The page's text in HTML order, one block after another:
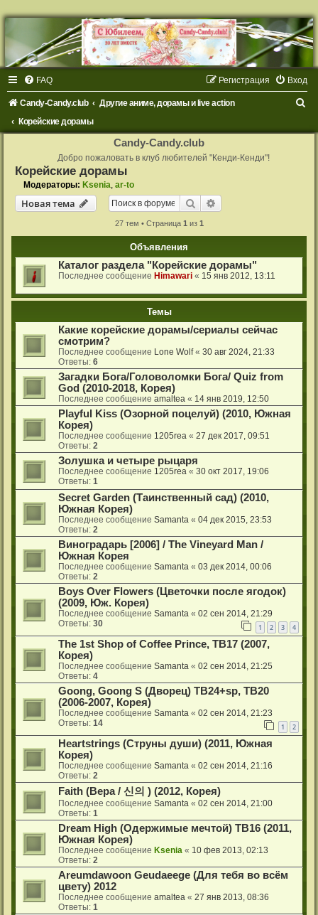
FAQ Вход
Регистрация
Candy-Candy.club
Другие аниме, дорамы и live action
Корейские дорамы
Candy-Candy.club
Добро пожаловать в клуб любителей "Кенди-Кенди"!
Корейские дорамы
Модераторы: Ksenia, ar-to
Новая тема Поиск
27 тем • Страница 1 из 1
Объявления
Каталог раздела "Корейские дорамы"
Последнее сообщение Himawari « 15 янв 2012, 13:11
Темы
Какие корейские дорамы/сериалы сейчас
смотрим?
Последнее сообщение Lone Wolf« 30 авг 2024, 21:33
Ответы: 6
Загадки Бога/Головоломки Бога/ Quiz from
God (2010-2018, Корея)
Последнее сообщение amaltea « 14 янв 2019, 12:50
Playful Kiss (Озорной поцелуй) (2010, Южная
Корея)
Последнее сообщение 1205rea « 27 дек 2017, 09:51
Ответы: 2
Золушка и четыре рыцаря
Последнее сообщение 1205rea « 30 окт 2017, 19:06
Ответы: 1
Secret Garden (Таинственный сад) (2010,
Южная Корея)
Последнее сообщение Samanta « 04 дек 2015, 23:53
Ответы: 2
Виноградарь [2006] / The Vineyard Man /
Южная Корея
Последнее сообщение Samanta « 03 дек 2014, 00:06
Ответы: 2
Boys Over Flowers (Цветочки после ягодок)
(2009, Юж. Корея)
Последнее сообщение Samanta « 02 сен 2014, 21:29
Ответы: 30 1 2 3 4
The 1st Shop of Coffee Prince, ТВ17 (2007,
Корея)
Последнее сообщение Samanta « 02 сен 2014, 21:25
Ответы: 4
Goong, Goong S (Дворец) ТВ24+sp, ТВ20
(2006-2007, Корея)
Последнее сообщение Samanta « 02 сен 2014, 21:23
Ответы: 14 1 2
Heartstrings (Струны души) (2011, Южная
Корея)
Последнее сообщение Samanta « 02 сен 2014, 21:16
Ответы: 2
Faith (Вера / 신의 ) (2012, Корея)
Последнее сообщение Samanta « 02 сен 2014, 21:00
Ответы: 1
Dream High (Одержимые мечтой) ТВ16 (2011,
Южная Корея)
Последнее сообщение Ksenia « 10 фев 2013, 02:13
Ответы: 2
Areumdawoon Geudaeege (Для тебя во всём
цвету) 2012
Последнее сообщение amaltea « 27 янв 2013, 08:36
Ответы: 1